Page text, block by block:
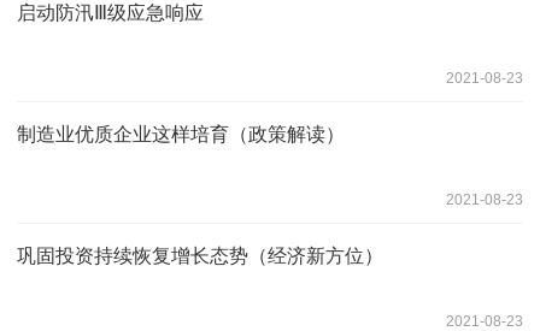
启动防汛Ⅲ级应急响应
2021-08-23
制造业优质企业这样培育（政策解读）
2021-08-23
巩固投资持续恢复增长态势（经济新方位）
2021-08-23